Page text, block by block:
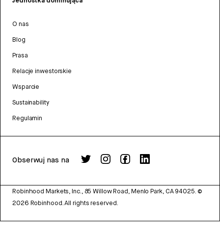
O nas
Blog
Prasa
Relacje inwestorskie
Wsparcie
Sustainability
Regulamin
Obserwuj nas na
Robinhood Markets, Inc., 85 Willow Road, Menlo Park, CA 94025. ©
2026 Robinhood. All rights reserved.